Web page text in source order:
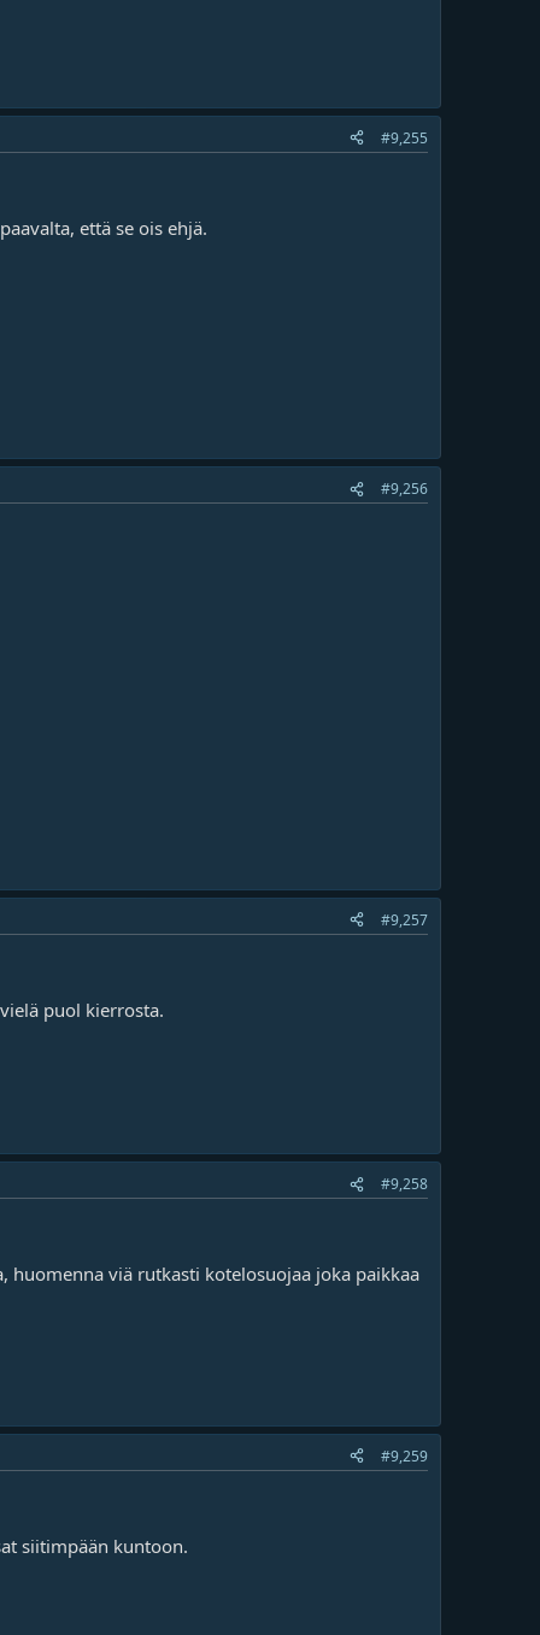
#9,255
että se ois ehjä.
#9,256
#9,257
puol kierrosta.
#9,258
huomenna viä rutkasti kotelosuojaa joka paikkaa
#9,259
siitimpään kuntoon.